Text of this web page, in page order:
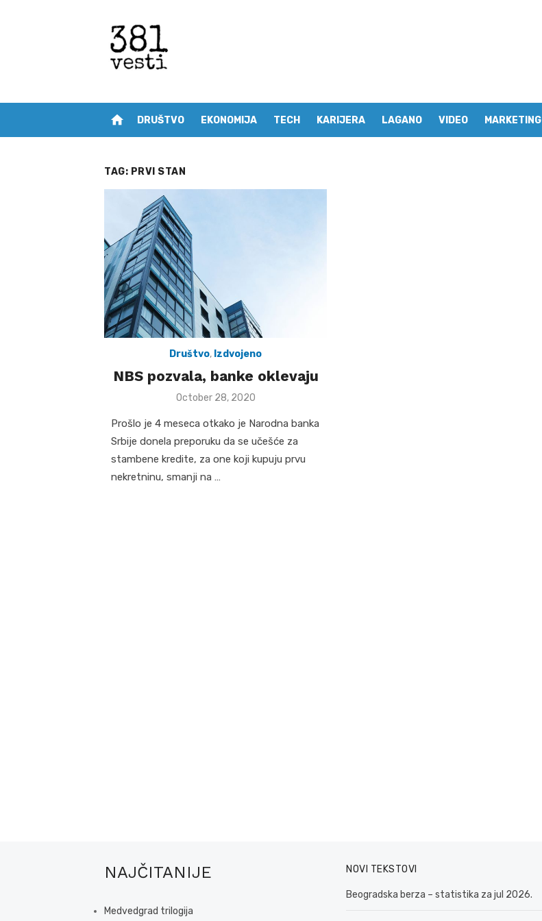
home DRUŠTVO EKONOMIJA TECH KARIJERA LAGANO VIDEO MARKETING
TAG: PRVI STAN
Društvo, Izdvojeno
NBS pozvala, banke oklevaju
Posted
October 28, 2020
Prošlo je 4 meseca otkako je Narodna banka
Srbije donela preporuku da se učešće za
stambene kredite, za one koji kupuju prvu
nekretninu, smanji na …
NAJČITANIJE
Medvedgrad trilogija
NOVI TEKSTOVI
Beogradska berza – statistika za jul 2026.